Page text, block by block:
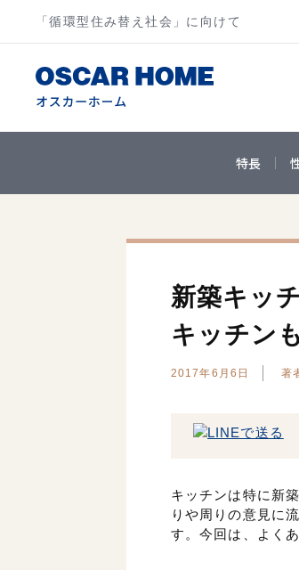
「循環型住み替え社会」に向けて
特長
新築キッ
キッチン
2017年6月6日 著
キッチンは特に新
りや周りの意見に
す。今回は、よく